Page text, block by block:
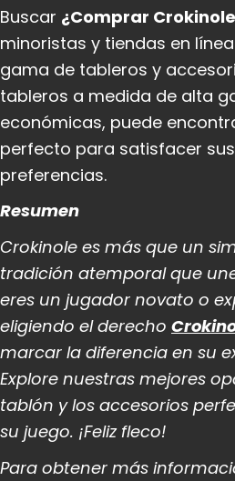
Buscar ¿Comprar Crokinole
minoristas y tiendas en
gama de tableros y
tableros a medida de alta
económicas, puede
perfecto para satisfacer
preferencias.
Resumen
Crokinole es más que un
tradición atemporal que
eres un jugador novato o
eligiendo el derecho
marcar la diferencia en su
Explore nuestras mejores
tablón y los accesorios
su juego. ¡Feliz fleco!
Para obtener más